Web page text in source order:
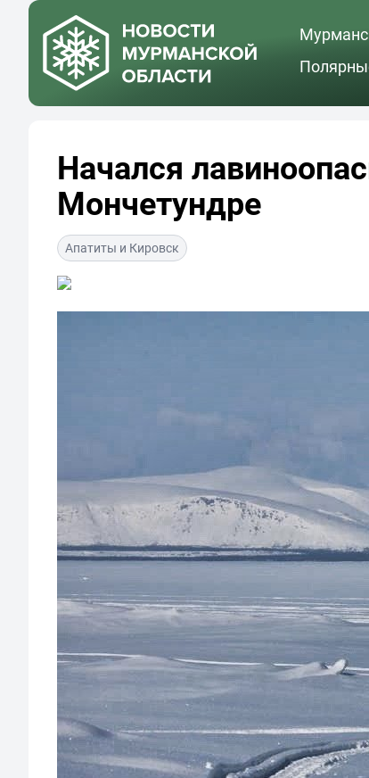
Начался
Мончетундре
Апатиты и Кировск